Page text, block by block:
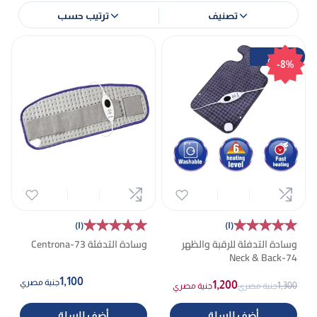
تصنيف ترتيب حسب
خصم
-8%
★★★★★
★★★★★(١)
وسادة التدفئة للرقبة والظهر
Neck & Back-74
جنية مصري1,300 جنية مصري1,200
★★★★★
★★★★★(١)
وسادة التدفئة Centrona-73
جنية مصري1,100